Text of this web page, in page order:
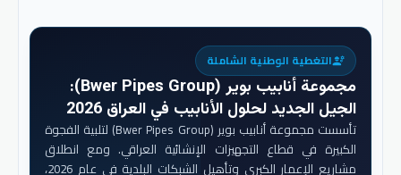
engineeringالتغطية الوطنية الشاملة
مجموعة أنابيب بوير (Bwer Pipes Group)
:
الجيل الجديد لحلول الأنابيب في العراق 2026
تأسست مجموعة أنابيب بوير (Bwer Pipes Group) لتلبية الفجوة
الكبيرة في قطاع التجهيزات الإنشائية العراقي. ومع انطلاق
مشاريع الإعمار الكبرى وتأهيل الشبكات البلدية في عام 2026،